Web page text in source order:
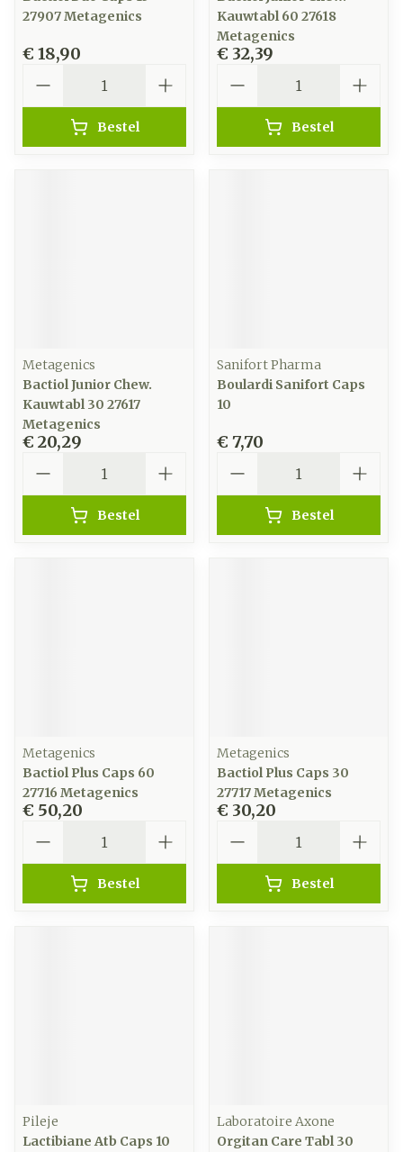
27907 Metagenics
€ 18,90
Bestel
Kauwtabl 60 27618
Metagenics
€ 32,39
Bestel
Metagenics
Bactiol Junior Chew.
Kauwtabl 30 27617
Metagenics
€ 20,29
Bestel
Sanifort Pharma
Boulardi Sanifort Caps
10
€ 7,70
Bestel
Metagenics
Bactiol Plus Caps 60
27716 Metagenics
€ 50,20
Bestel
Metagenics
Bactiol Plus Caps 30
27717 Metagenics
€ 30,20
Bestel
Pileje
Lactibiane Atb Caps 10
Laboratoire Axone
Orgitan Care Tabl 30